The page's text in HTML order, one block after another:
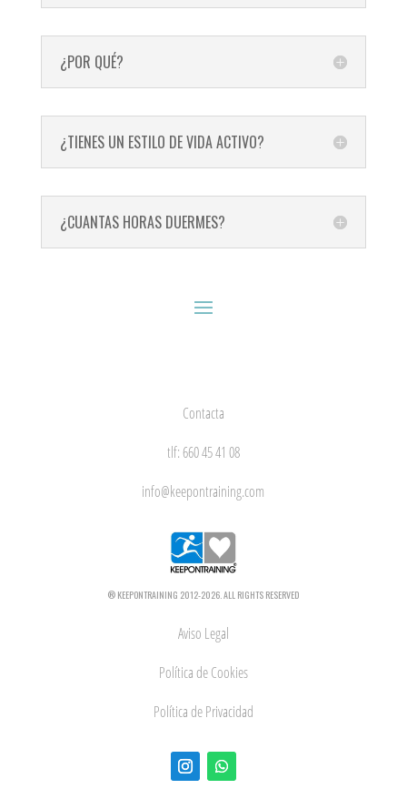
¿POR QUÉ?
¿TIENES UN ESTILO DE VIDA ACTIVO?
¿CUANTAS HORAS DUERMES?
Contacta
tlf: 660 45 41 08
info@keepontraining.com
® KEEPONTRAINING 2012-2026. ALL RIGHTS RESERVED
Aviso Legal
Política de Cookies
Política de Privacidad